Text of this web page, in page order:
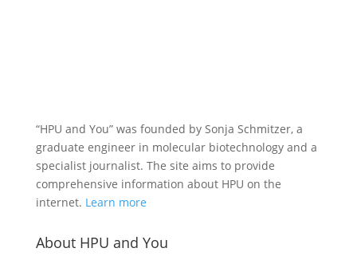
“HPU and You” was founded by Sonja Schmitzer, a
graduate engineer in molecular biotechnology and a
specialist journalist. The site aims to provide
comprehensive information about HPU on the
internet. Learn more
About HPU and You